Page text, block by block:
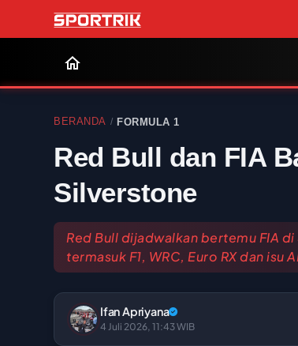
BERANDA / FORMULA 1
Red Bull dan FIA
Silverstone
Red Bull dijadwalkan bertemu FIA
termasuk F1, WRC, Euro RX dan isu
Ifan Apriyana
4 Juli 2026, 11:43 WIB